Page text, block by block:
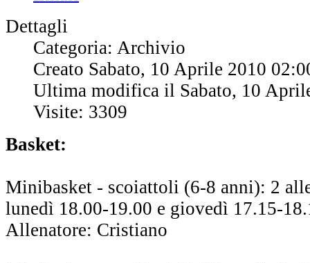
Dettagli
Categoria: Archivio
Creato Sabato, 10 Aprile 2010
Ultima modifica il Sabato, 10
Visite: 3309
Basket:
Minibasket - scoiattoli (6-8 anni): 2
lunedì 18.00-19.00 e giovedì 17.15-
Allenatore: Cristiano